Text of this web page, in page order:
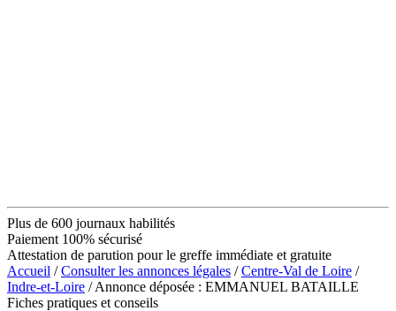
Plus de 600 journaux habilités
Paiement 100% sécurisé
Attestation de parution pour le greffe immédiate et gratuite
Accueil /Consulter les annonces légales /Centre-Val de Loire /
Indre-et-Loire / Annonce déposée : EMMANUEL BATAILLE
Fiches pratiques et conseils